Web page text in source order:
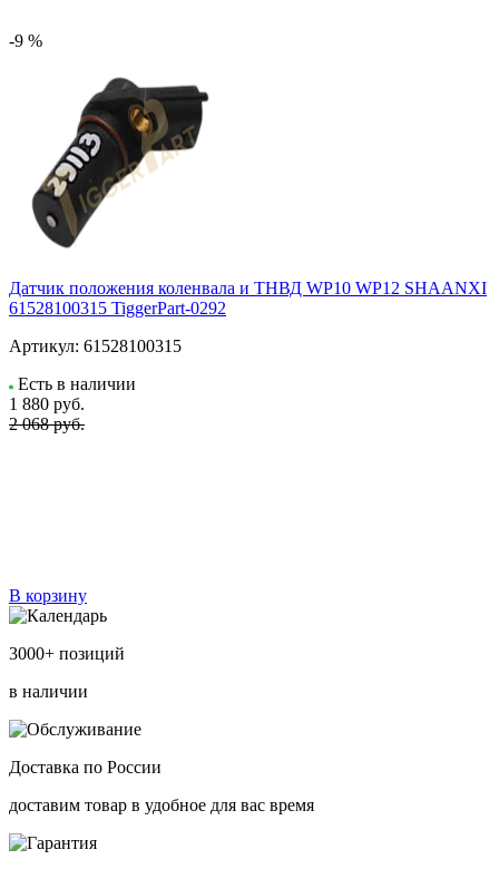
-9 %
Датчик положения коленвала и ТНВД WP10 WP12 SHAANXI
61528100315 TiggerPart-0292
Артикул: 61528100315
Есть в наличии
1 880 руб.
2 068 руб.
В корзину
3000+ позиций
в наличии
Доставка по России
доставим товар в удобное для вас время